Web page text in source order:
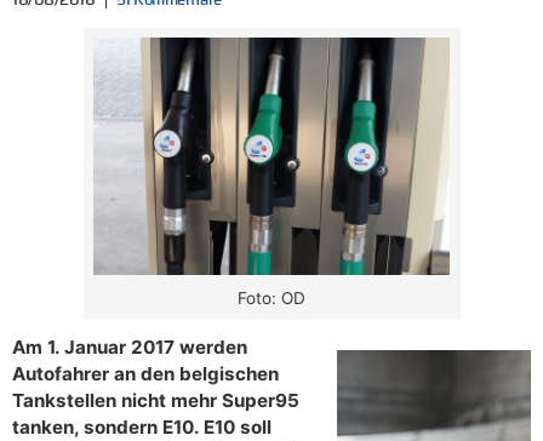
Foto: OD
Am 1. Januar 2017 werden
Autofahrer an den belgischen
Tankstellen nicht mehr Super95
tanken, sondern E10. E10 soll